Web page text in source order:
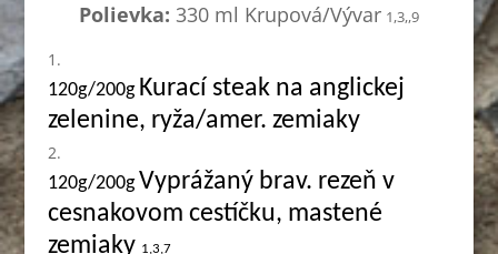
Polievka: 330 ml Krupová/Vývar 1,3,,9
120g/200g Kurací steak na anglickej
zelenine, ryža/amer. zemiaky
120g/200gVyprážaný brav. rezeň v
cesnakovom cestíčku, mastené
zemiaky 1,3,7